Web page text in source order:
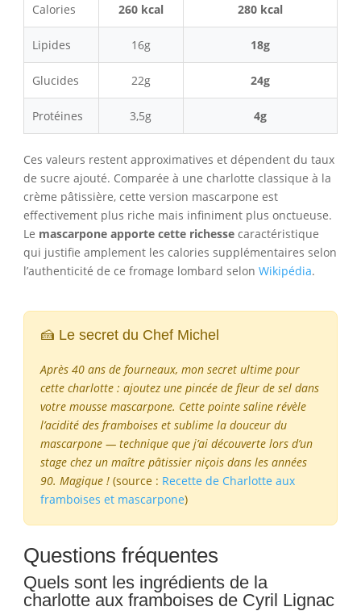
Calories 260 kcal 280 kcal
Lipides 16g 18g
Glucides 22g 24g
Protéines 3,5g 4g
Ces valeurs restent approximatives et dépendent du taux
de sucre ajouté. Comparée à une charlotte classique à la
crème pâtissière, cette version mascarpone est
effectivement plus riche mais infiniment plus onctueuse.
Le mascarpone apporte cette richessecaractéristique
qui justifie amplement les calories supplémentaires selon
l’authenticité de ce fromage lombard selon Wikipédia.
🍰 Le secret du Chef Michel
Après 40 ans de fourneaux, mon secret ultime pour
cette charlotte : ajoutez une pincée de fleur de sel dans
votre mousse mascarpone. Cette pointe saline révèle
l’acidité des framboises et sublime la douceur du
mascarpone — technique que j’ai découverte lors d’un
stage chez un maître pâtissier niçois dans les années
90. Magique !(source : Recette de Charlotte aux
framboises et mascarpone)
Questions fréquentes
Quels sont les ingrédients de la
charlotte aux framboises de Cyril Lignac